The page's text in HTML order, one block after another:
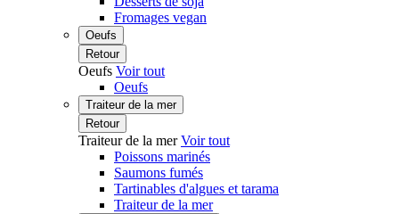
Fromages vegan
Oeufs
Retour
Oeufs Voir tout
Oeufs
Traiteur de la mer
Retour
Traiteur de la merVoir tout
Poissons marinés
Saumons fumés
Tartinables d'algues et tarama
Traiteur de la mer